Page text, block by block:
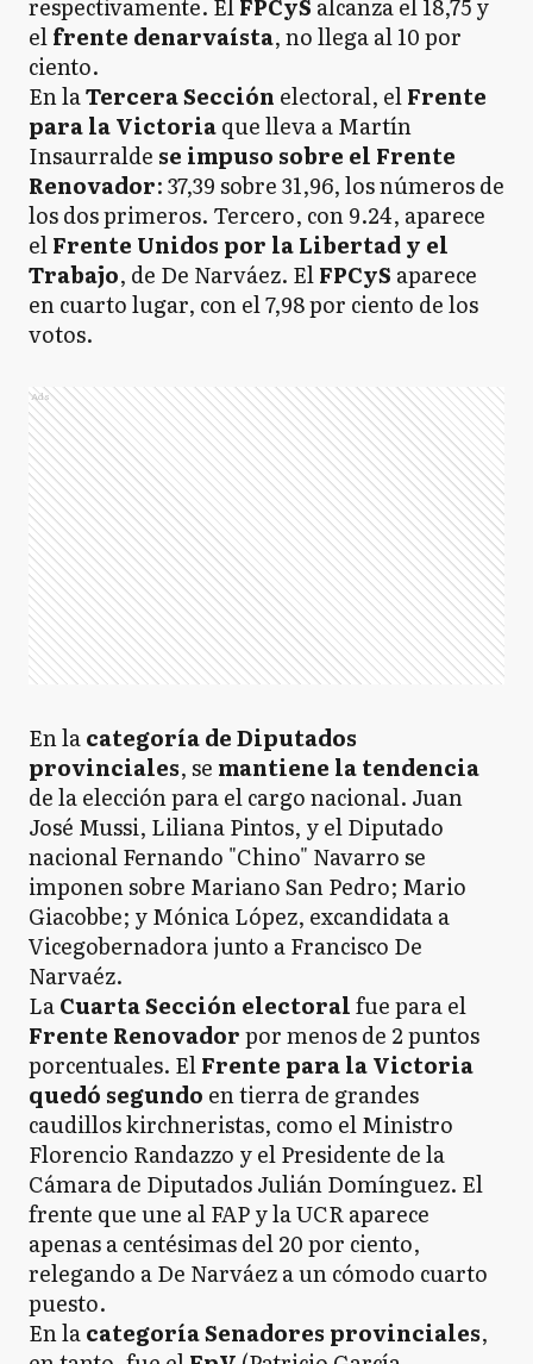
respectivamente. ElFPCyS alcanza el 18,75 y
elfrente denarvaísta, no llega al 10 por
ciento.
En laTercera Sección electoral, elFrente
para la Victoriaque lleva a Martín
Insaurralde se impuso sobre el Frente
Renovador: 37,39 sobre 31,96, los números de
los dos primeros. Tercero, con 9.24, aparece
elFrente Unidos por la Libertad y el
Trabajo, de De Narváez. ElFPCyS aparece
en cuarto lugar, con el 7,98 por ciento de los
votos.
Ads
En lacategoría de Diputados
provinciales, se mantiene la tendencia
de la elección para el cargo nacional. Juan
José Mussi, Liliana Pintos, y el Diputado
nacional Fernando "Chino" Navarro se
imponen sobre Mariano San Pedro; Mario
Giacobbe; y Mónica López, excandidata a
Vicegobernadora junto a Francisco De
Narvaéz.
LaCuarta Sección electoralfue para el
Frente Renovadorpor menos de 2 puntos
porcentuales. ElFrente para la Victoria
quedó segundo en tierra de grandes
caudillos kirchneristas, como el Ministro
Florencio Randazzo y el Presidente de la
Cámara de Diputados Julián Domínguez. El
frente que une al FAP y la UCR aparece
apenas a centésimas del 20 por ciento,
relegando a De Narváez a un cómodo cuarto
puesto.
En lacategoría Senadores provinciales,